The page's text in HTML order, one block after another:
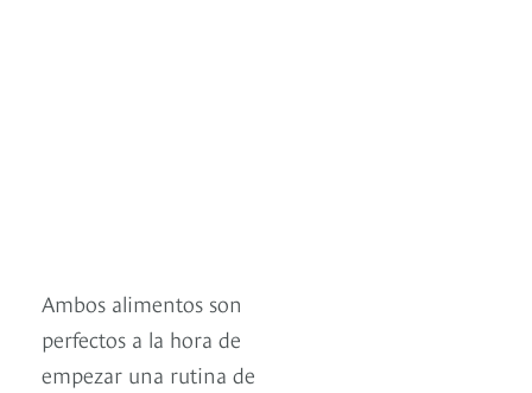
Ambos alimentos son
perfectos a la hora de
empezar una rutina de